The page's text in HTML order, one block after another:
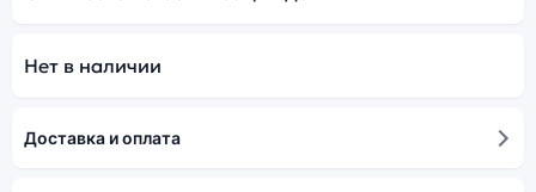
Нет в наличии
Доставка и оплата